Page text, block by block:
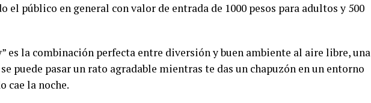
el público en general con valor de entrada de 1000 pesos para adultos y 500
es la combinación perfecta entre diversión y buen ambiente al aire libre, una
puede pasar un rato agradable mientras te das un chapuzón en un entorno
cae la noche.